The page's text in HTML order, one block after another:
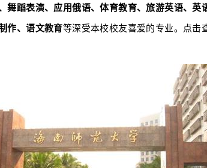
舞蹈表演、应用俄语、体育教育、旅游英语、英
作、语文教育等深受本校校友喜爱的专业。点击